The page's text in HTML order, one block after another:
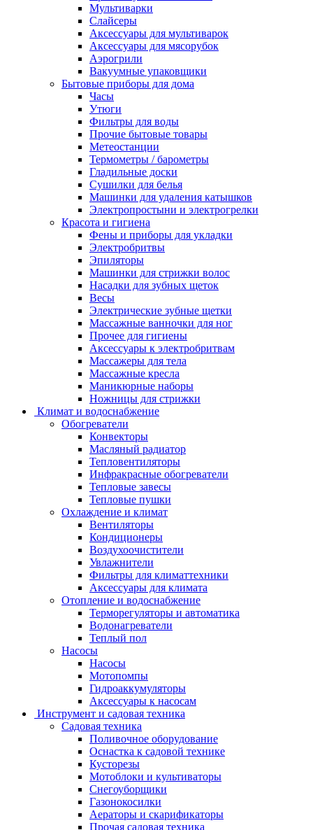
Мультиварки
Слайсеры
Аксессуары для мультиварок
Аксессуары для мясорубок
Аэрогрили
Вакуумные упаковщики
Бытовые приборы для дома
Часы
Утюги
Фильтры для воды
Прочие бытовые товары
Метеостанции
Термометры / барометры
Гладильные доски
Сушилки для белья
Машинки для удаления катышков
Электропростыни и электрогрелки
Красота и гигиена
Фены и приборы для укладки
Электробритвы
Эпиляторы
Машинки для стрижки волос
Насадки для зубных щеток
Весы
Электрические зубные щетки
Массажные ванночки для ног
Прочее для гигиены
Аксессуары к электробритвам
Массажеры для тела
Массажные кресла
Маникюрные наборы
Ножницы для стрижки
Климат и водоснабжение
Обогреватели
Конвекторы
Масляный радиатор
Тепловентиляторы
Инфракрасные обогреватели
Тепловые завесы
Тепловые пушки
Охлаждение и климат
Вентиляторы
Кондиционеры
Воздухоочистители
Увлажнители
Фильтры для климаттехники
Аксессуары для климата
Отопление и водоснабжение
Терморегуляторы и автоматика
Водонагреватели
Теплый пол
Насосы
Насосы
Мотопомпы
Гидроаккумуляторы
Аксессуары к насосам
Инструмент и садовая техника
Садовая техника
Поливочное оборудование
Оснастка к садовой технике
Кусторезы
Мотоблоки и культиваторы
Снегоуборщики
Газонокосилки
Аераторы и скарификаторы
Прочая садовая техника